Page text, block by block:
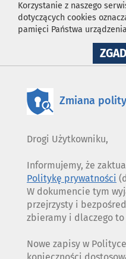
Korzystanie z naszego
dotyczących cookies
pamięci Państwa
Zmiana
Drogi Użytkowniku,
Informujemy, że
Politykę prywatności
W dokumencie tym
przejrzysty i
zbieramy i dlaczego
Nowe zapisy w